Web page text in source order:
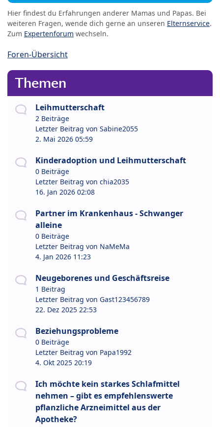
Hier findest du Erfahrungen anderer Mamas und Papas. Bei
weiteren Fragen, wende dich gerne an unseren Elternservice.
Zum Expertenforum wechseln.
Foren-Übersicht
Themen
Leihmutterschaft
2 Beiträge
Letzter Beitrag von Sabine2055
2. Mai 2026 05:59
Kinderadoption und Leihmutterschaft
0 Beiträge
Letzter Beitrag von chia2035
16. Jan 2026 02:08
Partner im Krankenhaus - Schwanger
alleine
0 Beiträge
Letzter Beitrag von NaMeMa
4. Jan 2026 11:23
Neugeborenes und Geschäftsreise
1 Beitrag
Letzter Beitrag von Gast123456789
22. Dez 2025 22:53
Beziehungsprobleme
0 Beiträge
Letzter Beitrag von Papa1992
4. Okt 2025 20:19
Ich möchte kein starkes Schlafmittel
nehmen – gibt es empfehlenswerte
pflanzliche Arzneimittel aus der
Apotheke?